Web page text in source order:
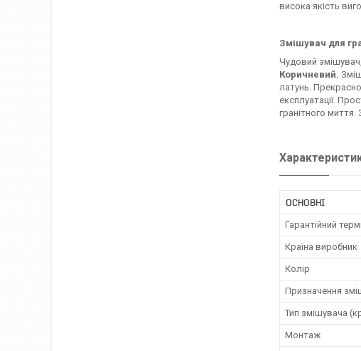
висока якість
Змішувач для
Чудовий
Коричневий.
латунь. Прекрасно
експлуатації.
гранітного миття.
ОСНОВНІ
Гарантійний
Країна виробник
Колір
Призначення
Тип змішувача
Монтаж